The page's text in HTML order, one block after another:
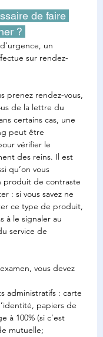
?
un
sur rendez-
prenez rendez-vous,
de la lettre du
certains cas, une
peut être
vérifier le
des reins. Il est
qu’on vous
produit de contraste
: si vous savez ne
ce type de produit,
à le signaler au
service de
vous devez
administratifs : carte
papiers de
à 100% (si c’est
mutuelle;